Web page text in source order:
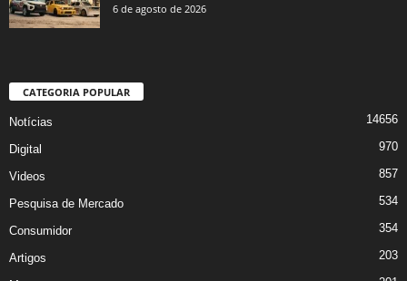
6 de agosto de 2026
CATEGORIA POPULAR
Notícias 14656
Digital 970
Videos 857
Pesquisa de Mercado 534
Consumidor 354
Artigos 203